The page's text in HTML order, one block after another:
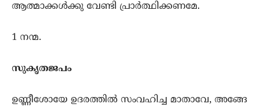
ആത്മാക്കള്‍ക്കു വേണ്ടി പ്രാര്‍ത്ഥിക്കണമേ.
1 നന്മ.
സുകൃതജപം
ഉണ്ണീശോയേ ഉദരത്തില്‍ സംവഹിച്ച മാതാവേ, അങ്ങേ